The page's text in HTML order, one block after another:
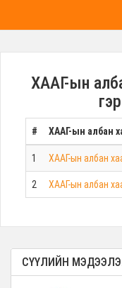
ХААГ-ын
# ХААГ-ын албан
1 ХААГ-ын албан
2 ХААГ-ын албан
СҮҮЛИЙН